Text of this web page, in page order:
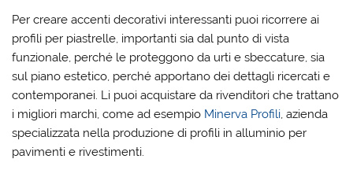
Per creare accenti decorativi interessanti puoi ricorrere ai
profili per piastrelle importanti sia dal punto di vista
funzionale, perché le proteggono da urti e sbeccature, sia
sul piano estetico, perché apportano dei dettagli ricercati e
contemporanei. Li puoi acquistare da rivenditori che trattano
i migliori marchi, come ad esempio Minerva Profili , azienda
specializzata nella produzione di profili in alluminio per
pavimenti e rivestimenti.